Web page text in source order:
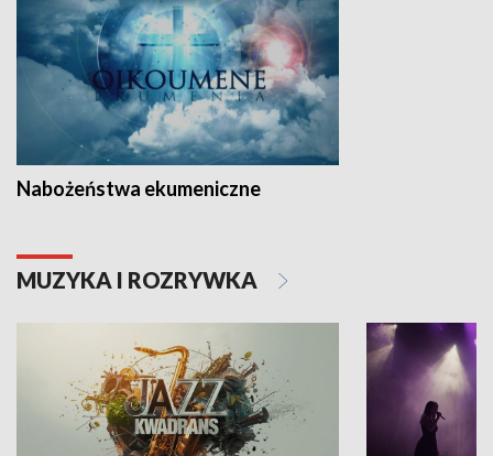
Nabożeństwa ekumeniczne
MUZYKA I ROZRYWKA